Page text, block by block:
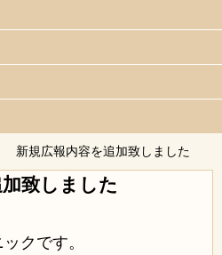
新規広報内容を追加致しました
致しました
クです。